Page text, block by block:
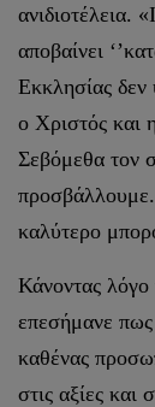
ανιδιοτέλεια.
αποβαίνει
Εκκλησίας
ο Χριστός και
Σεβόμεθα τον
καλύτερο
Κάνοντας λόγο
επεσήμανε
καθένας
στις αξίες